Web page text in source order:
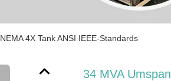
4X Tank ANSI IEEE-Standards
34 MVA